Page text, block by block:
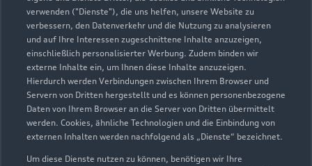
verwenden ("Dienste"), die uns helfen, unsere Website zu
verbessern, den Datenverkehr und die Nutzung zu analysieren
und auf Ihre Interessen zugeschnittene Inhalte anzuzeigen,
einschließlich personalisierter Werbung. Zudem binden wir
externe Inhalte ein, um Ihnen diese Inhalte anzuzeigen.
Hierdurch werden Verbindungen zwischen Ihrem Browser und
Servern von Dritten hergestellt und es können personenbezogene
Daten von Ihrem Browser an die Server von Dritten übermittelt
werden. Cookies, ähnliche Technologien und die Einbindung von
externen Inhalten werden nachfolgend als „Dienste“ bezeichnet.
Um diese Dienste nutzen zu können, benötigen wir Ihre